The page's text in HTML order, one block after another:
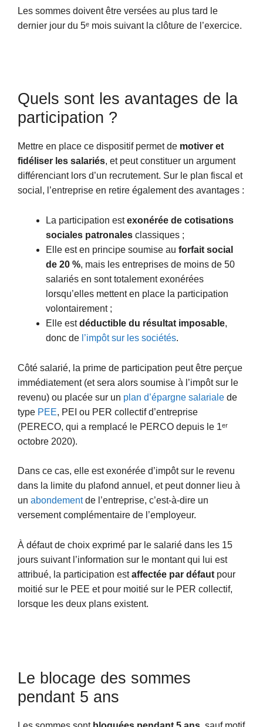
Les sommes doivent être versées au plus tard le
dernier jour du 5ᵉ mois suivant la clôture de l’exercice.
Quels sont les avantages de la
participation ?
Mettre en place ce dispositif permet de motiver et
fidéliser les salariés, et peut constituer un argument
différenciant lors d’un recrutement. Sur le plan fiscal et
social, l’entreprise en retire également des avantages :
La participation estexonérée de cotisations
sociales patronales classiques ;
Elle est en principe soumise au forfait social
de 20 %, mais les entreprises de moins de 50
salariés en sont totalement exonérées
lorsqu’elles mettent en place la participation
volontairement ;
Elle estdéductible du résultat imposable,
donc de l’impôt sur les sociétés.
Côté salarié, la prime de participation peut être perçue
immédiatement (et sera alors soumise à l’impôt sur le
revenu) ou placée sur un plan d’épargne salariale de
type PEE, PEI ou PER collectif d’entreprise
(PERECO, qui a remplacé le PERCO depuis le 1ᵉʳ
octobre 2020).
Dans ce cas, elle est exonérée d’impôt sur le revenu
dans la limite du plafond annuel, et peut donner lieu à
un abondementde l’entreprise, c’est-à-dire un
versement complémentaire de l’employeur.
À défaut de choix exprimé par le salarié dans les 15
jours suivant l’information sur le montant qui lui est
attribué, la participation estaffectée par défaut pour
moitié sur le PEE et pour moitié sur le PER collectif,
lorsque les deux plans existent.
Le blocage des sommes
pendant 5 ans